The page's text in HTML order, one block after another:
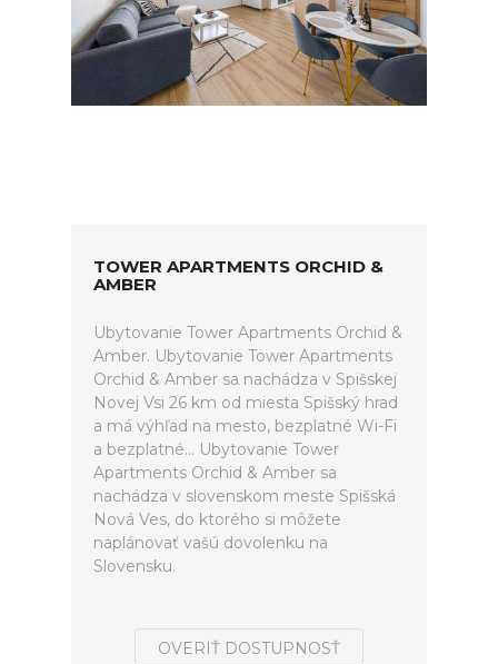
TOWER APARTMENTS ORCHID &
AMBER
Ubytovanie Tower Apartments Orchid &
Amber. Ubytovanie Tower Apartments
Orchid & Amber sa nachádza v Spišskej
Novej Vsi 26 km od miesta Spišský hrad
a má výhľad na mesto, bezplatné Wi-Fi
a bezplatné... Ubytovanie Tower
Apartments Orchid & Amber sa
nachádza v slovenskom meste Spišská
Nová Ves, do ktorého si môžete
naplánovať vašú dovolenku na
Slovensku.
OVERIŤ DOSTUPNOSŤ